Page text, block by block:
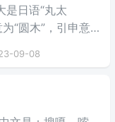
是日语“丸太
“圆木”，引申意
09-08